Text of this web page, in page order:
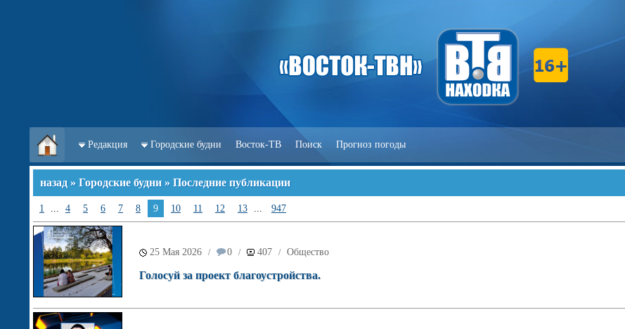
Редакция Городские будни Восток-ТВ Поиск Прогноз погоды
назад » Городские будни » Последние публикации
1 ... 4 5 6 7 8 9 10 11 12 13 ... 947
25 Мая 2026 / 0 / 407 / Общество
Голосуй за проект благоустройства.